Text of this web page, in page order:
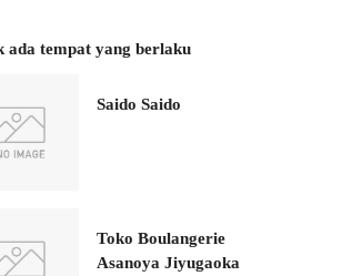
ada tempat yang berlaku
Saido Saido
Toko Boulangerie
Asanoya Jiyugaoka